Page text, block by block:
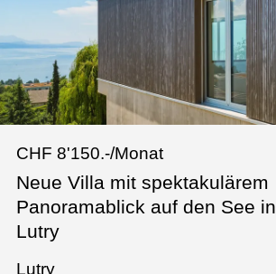
CHF 8'150.-/Monat
Neue Villa mit spektakulärem
Panoramablick auf den See in
Lutry
Lutry